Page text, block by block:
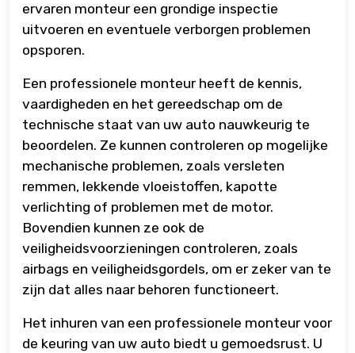
ervaren monteur een grondige inspectie
uitvoeren en eventuele verborgen problemen
opsporen.
Een professionele monteur heeft de kennis,
vaardigheden en het gereedschap om de
technische staat van uw auto nauwkeurig te
beoordelen. Ze kunnen controleren op mogelijke
mechanische problemen, zoals versleten
remmen, lekkende vloeistoffen, kapotte
verlichting of problemen met de motor.
Bovendien kunnen ze ook de
veiligheidsvoorzieningen controleren, zoals
airbags en veiligheidsgordels, om er zeker van te
zijn dat alles naar behoren functioneert.
Het inhuren van een professionele monteur voor
de keuring van uw auto biedt u gemoedsrust. U